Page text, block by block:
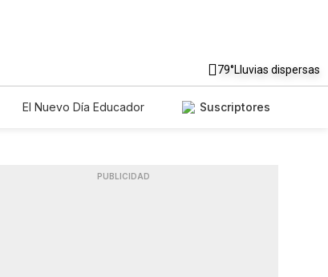
79°Lluvias dispersas
El Nuevo Día Educador
Suscriptores
PUBLICIDAD